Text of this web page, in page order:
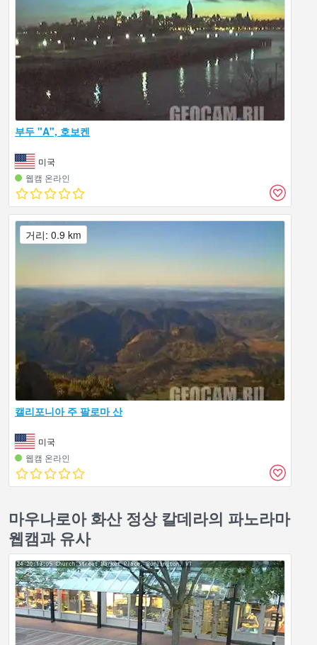
부두 "A", 호보켄
미국
웹캠 온라인
캘리포니아 주 팔로마 산
미국
웹캠 온라인
거리: 0.9 km
마우나로아 화산 정상 칼데라의 파노라마
웹캠과 유사